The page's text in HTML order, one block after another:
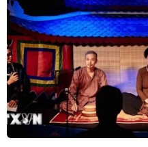
NATO ưu tiên đẩy
giao hệ thống phòng
Ukraine
06/08/2026 12:24
Thắt chặt tình hữu nghị
các cựu chuyên gia